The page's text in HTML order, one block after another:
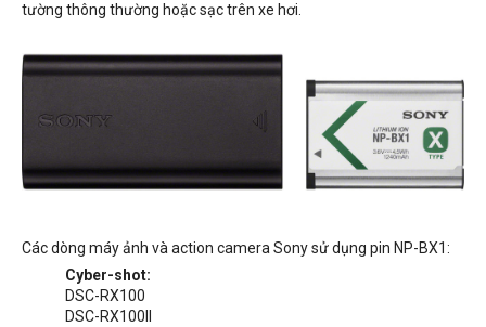
tường thông thường hoặc sạc trên xe hơi.
Các dòng máy ảnh và action camera Sony sử dụng pin NP-BX1:
Cyber-shot:
DSC-RX100
DSC-RX100II